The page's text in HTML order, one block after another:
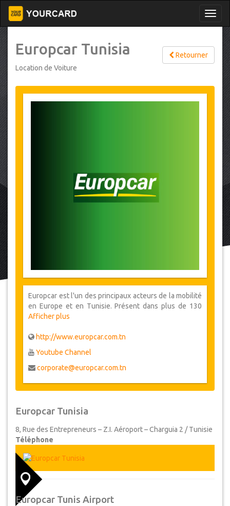
Retourner
Europcar Tunisia
Location de Voiture
Europcar est l'un des principaux acteurs de la mobilité
en Europe et en Tunisie. Présent dans plus de 130
pays, le groupe fournit à ses clients l'un des plus
Afficher plus
http://www.europcar.com.tn
Youtube Channel
corporate@europcar.com.tn
Europcar Tunisia
8, Rue des Entrepreneurs – Z.I. Aéroport – Charguia 2 / Tunisie
Téléphone
Europcar Tunis Airport